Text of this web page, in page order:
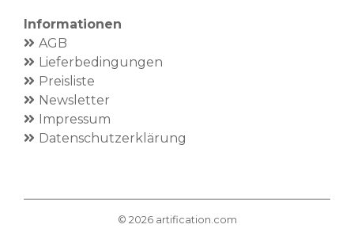
Informationen
AGB
Lieferbedingungen
Preisliste
Newsletter
Impressum
Datenschutzerklärung
© 2026 artification.com